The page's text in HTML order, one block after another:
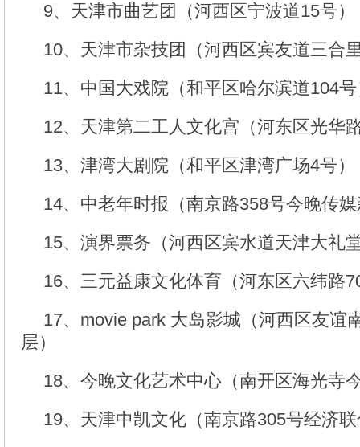
9、天津市曲艺团（河西区宁波道15号）
10、天津市杂技团（河西区宾友道三合
11、中国大戏院（和平区哈尔滨道104
12、天津第二工人文化宫（河东区光华
13、津湾大剧院（和平区津湾广场4号）
14、中老年时报（南京路358号今晚传
15、演界票务（河西区宾水道天津大礼
16、三元益康文化体育（河东区六纬路
17、movie park 大岛影城（河西区友谊
层）
18、今晚文化艺术中心（南开区海光寺
19、天津中凯文化（南京路305号经济